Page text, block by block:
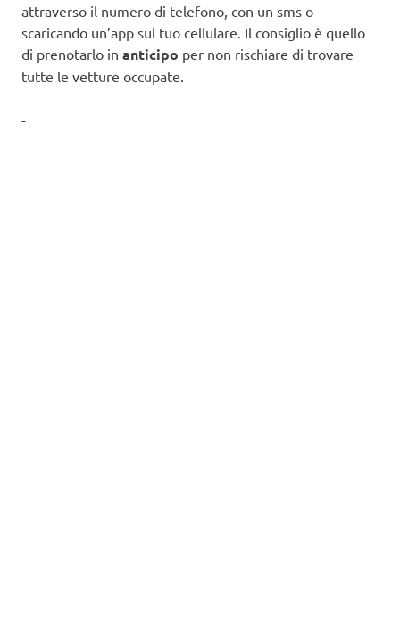
attraverso il numero di telefono, con un sms o
scaricando un’app sul tuo cellulare. Il consiglio è quello
di prenotarlo in anticipo per non rischiare di trovare
tutte le vetture occupate.
-